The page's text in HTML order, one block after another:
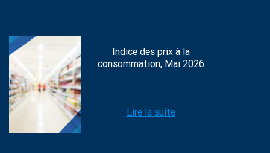
Indice des prix à la
consommation, Mai 2026
Lire la suite